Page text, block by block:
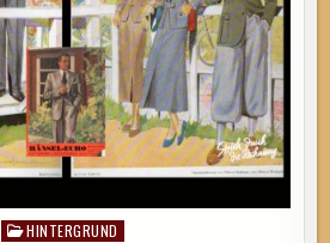
Posted
HINTERGRUND